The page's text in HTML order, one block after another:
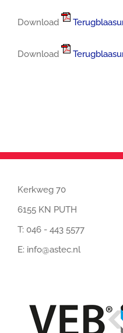
Download
Download
Kerkweg 70
6155 KN PUTH
T: 046 - 443 5577
E: info@astec.nl